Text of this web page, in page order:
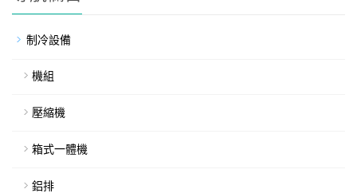
制冷設備
機組
壓縮機
箱式一體機
鋁排